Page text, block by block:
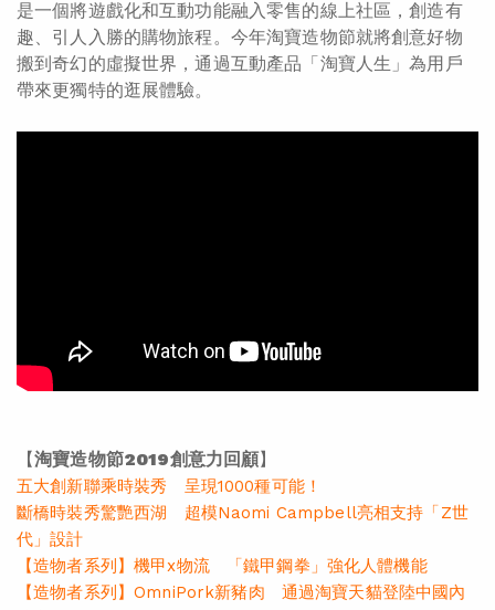
是一個將遊戲化和互動功能融入零售的線上社區，創造有
趣、引人入勝的購物旅程。今年淘寶造物節就將創意好物
搬到奇幻的虛擬世界，通過互動產品「淘寶人生」為用戶
帶來更獨特的逛展體驗。
【淘寶造物節2019創意力回顧】
五大創新聯乘時裝秀 呈現1000種可能！
斷橋時裝秀驚艷西湖 超模Naomi Campbell亮相支持「Z世
代」設計
【造物者系列】機甲x物流 「鐵甲鋼拳」強化人體機能
【造物者系列】OmniPork新豬肉 通過淘寶天貓登陸中國內